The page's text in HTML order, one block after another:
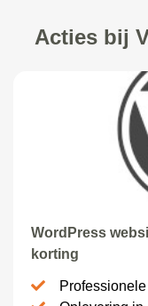
Acties bij
WordPress
korting